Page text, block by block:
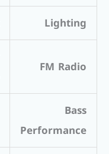
Lighting
FM Radio
Bass
Performance